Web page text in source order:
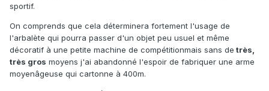
sportif.
On comprends que cela déterminera fortement l'usage de
l'arbalète qui pourra passer d'un objet peu usuel et même
décoratif à une petite machine de compétitionmais sans de très,
très gros moyens j'ai abandonné l'espoir de fabriquer une arme
moyenâgeuse qui cartonne à 400m.